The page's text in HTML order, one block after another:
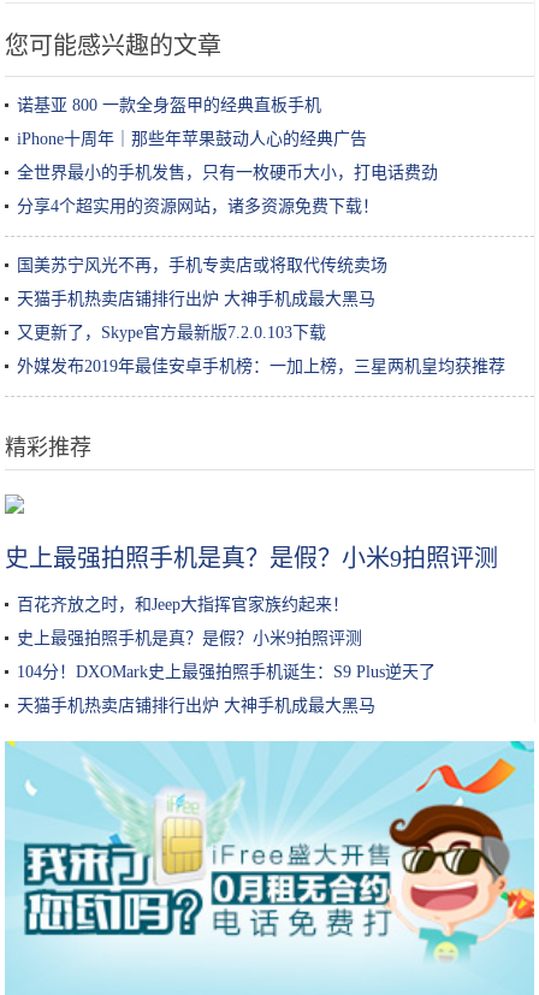
您可能感兴趣的文章
诺基亚 800 一款全身盔甲的经典直板手机
iPhone十周年｜那些年苹果鼓动人心的经典广告
全世界最小的手机发售，只有一枚硬币大小，打电话费劲
分享4个超实用的资源网站，诸多资源免费下载！
国美苏宁风光不再，手机专卖店或将取代传统卖场
天猫手机热卖店铺排行出炉 大神手机成最大黑马
又更新了，Skype官方最新版7.2.0.103下载
外媒发布2019年最佳安卓手机榜：一加上榜，三星两机皇均获推荐
精彩推荐
史上最强拍照手机是真？是假？小米9拍照评测
百花齐放之时，和Jeep大指挥官家族约起来！
史上最强拍照手机是真？是假？小米9拍照评测
104分！DXOMark史上最强拍照手机诞生：S9 Plus逆天了
天猫手机热卖店铺排行出炉 大神手机成最大黑马